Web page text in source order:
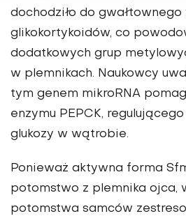
dochodziło do gwałtownego
glikokortykoidów, co
dodatkowych grup
w plemnikach. Naukowcy
tym genem mikroRNA
enzymu PEPCK,
glukozy w wątrobie.
Ponieważ aktywna forma
potomstwo z plemnika ojca,
potomstwa samców